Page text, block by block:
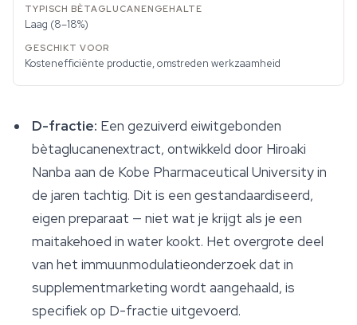
Laag (8–18%)
Kostenefficiënte productie, omstreden werkzaamheid
D-fractie: Een gezuiverd eiwitgebonden
bètaglucanenextract, ontwikkeld door Hiroaki
Nanba aan de Kobe Pharmaceutical University in
de jaren tachtig. Dit is een gestandaardiseerd,
eigen preparaat — niet wat je krijgt als je een
maitakehoed in water kookt. Het overgrote deel
van het immuunmodulatieonderzoek dat in
supplementmarketing wordt aangehaald, is
specifiek op D-fractie uitgevoerd.